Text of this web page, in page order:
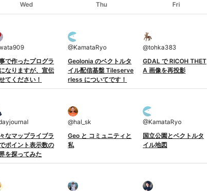
Wed Thu Fri
で作ったプログラ
なりますが、宣伝
てください！
@KamataRyo
Geolonia のベクトルタ
イル配信基盤 Tileserve
rless についてです！
@tohka383
GDAL で RICOH THET
A 画像を再投影
なマップライブラ
ポイント表示数の
を探ってみた
@hal_sk
Geo と コミュニティと
私
@KamataRyo
国立公園とベクトルタ
イル地図